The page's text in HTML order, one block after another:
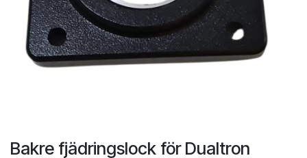
Bakre fjädringslock för Dualtron